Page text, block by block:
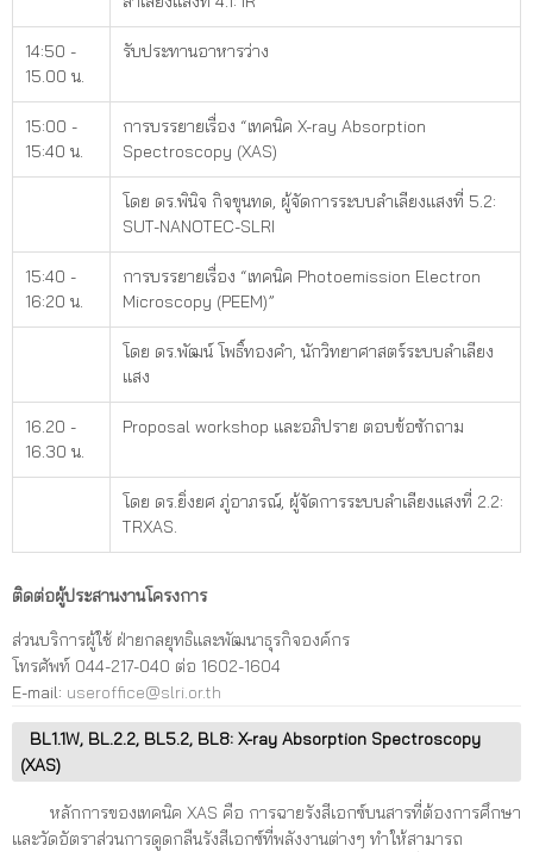
14:50 -
15.00 น.
รับประทานอาหารว่าง
15:00 -
15:40 น.
การบรรยายเรื่อง “เทคนิค X-ray Absorption
Spectroscopy (XAS)
โดย ดร.พินิจ กิจขุนทด, ผู้จัดการระบบลำเลียงแสงที่ 5.2:
SUT-NANOTEC-SLRI
15:40 -
16:20 น.
การบรรยายเรื่อง “เทคนิค Photoemission Electron
Microscopy (PEEM)”
โดย ดร.พัฒน์ โพธิ์ทองคำ, นักวิทยาศาสตร์ระบบลำเลียง
แสง
16.20 -
16.30 น.
Proposal workshop และอภิปราย ตอบข้อซักถาม
โดย ดร.ยิ่งยศ ภู่อาภรณ์, ผู้จัดการระบบลำเลียงแสงที่ 2.2:
TRXAS.
ติดต่อผู้ประสานงานโครงการ
ส่วนบริการผู้ใช้ ฝ่ายกลยุทธิและพัฒนาธุรกิจองค์กร
โทรศัพท์ 044-217-040 ต่อ 1602-1604
E-mail: useroffice@slri.or.th
BL1.1W, BL.2.2, BL5.2, BL8: X-ray Absorption Spectroscopy
(XAS)
หลักการของเทคนิค XAS คือ การฉายรังสีเอกซ์บนสารที่ต้องการศึกษา
และวัดอัตราส่วนการดูดกลืนรังสีเอกซ์ที่พลังงานต่างๆ ทำให้สามารถ